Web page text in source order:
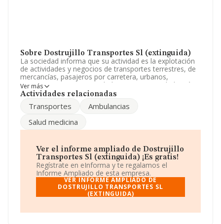
Sobre Dostrujillo Transportes Sl (extinguida)
La sociedad informa que su actividad es la explotación
de actividades y negocios de transportes terrestres, de
mercancías, pasajeros por carretera, urbanos,
autotaxis, sanitario en ambulancias. La sociedad está
registrada como Sociedad Limitada. Clasifica su
carretera', código 4941. No realiza actividad de
La empresaDostrujillo Transportes S.L
Calle Blas Infante núm. 1, (29570), en el municipio de
Cartama, en Málaga, Andalucía.
En relación con el sector y disponiendo de los datos de
hasta 62.013 empresas, a nivel nacional la facturación
asciende a 44.874 millones de euros y se calcula un
promedio de facturación de 723 mil euros entre todas
sobre Málaga, en la base de datos INFORMA constan
Ver más
Actividades relacionadas
Transportes
Ambulancias
Salud medicina
Ver el informe ampliado de Dostrujillo
Transportes Sl (extinguida) ¡Es gratis!
Regístrate en eInforma y te regalamos el
Informe Ampliado de esta empresa.
VER INFORME AMPLIADO DE
DOSTRUJILLO TRANSPORTES SL
(EXTINGUIDA)